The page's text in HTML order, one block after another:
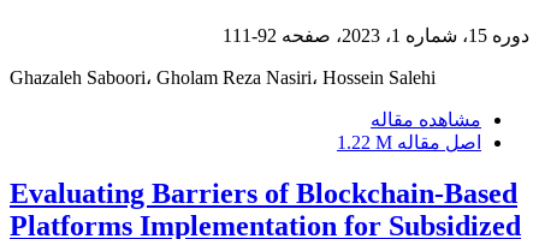
دوره 15، شماره 1، 2023، صفحه 92-111
Ghazaleh Saboori، Gholam Reza Nasiri، Hossein Salehi
مشاهده مقاله
اصل مقاله 1.22 M
Evaluating Barriers of Blockchain-Based
Platforms Implementation for Subsidized